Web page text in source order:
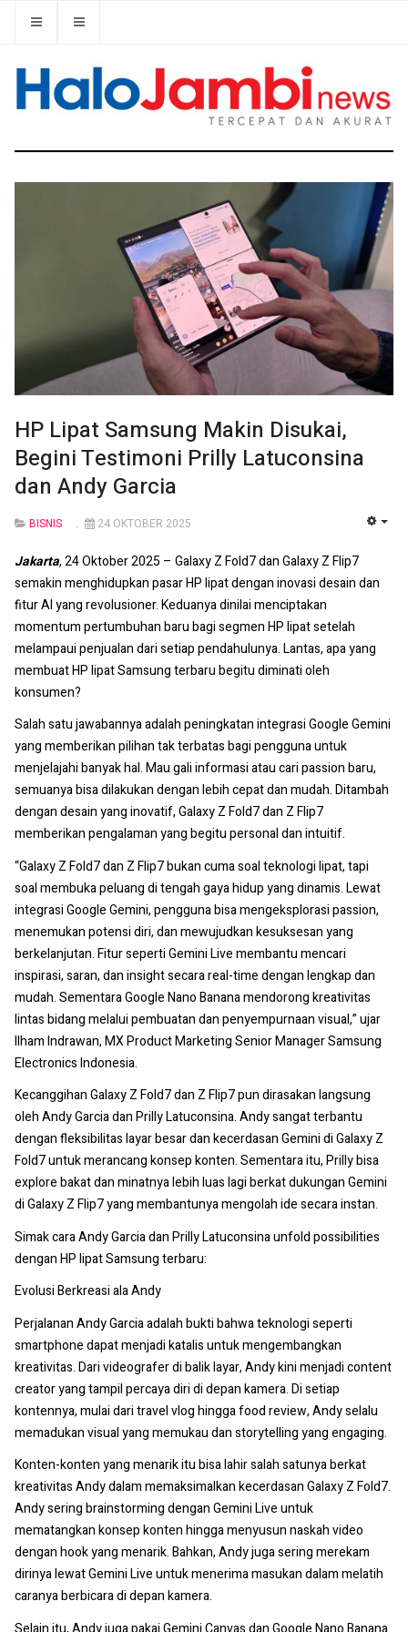
HP Lipat Samsung Makin Disukai,
Begini Testimoni Prilly Latuconsina
dan Andy Garcia
BISNIS 24 OKTOBER 2025
Jakarta, 24 Oktober 2025 – Galaxy Z Fold7 dan Galaxy Z Flip7
semakin menghidupkan pasar HP lipat dengan inovasi desain dan
fitur AI yang revolusioner. Keduanya dinilai menciptakan
momentum pertumbuhan baru bagi segmen HP lipat setelah
melampaui penjualan dari setiap pendahulunya. Lantas, apa yang
membuat HP lipat Samsung terbaru begitu diminati oleh
konsumen?
Salah satu jawabannya adalah peningkatan integrasi Google Gemini
yang memberikan pilihan tak terbatas bagi pengguna untuk
menjelajahi banyak hal. Mau gali informasi atau cari passion baru,
semuanya bisa dilakukan dengan lebih cepat dan mudah. Ditambah
dengan desain yang inovatif, Galaxy Z Fold7 dan Z Flip7
memberikan pengalaman yang begitu personal dan intuitif.
“Galaxy Z Fold7 dan Z Flip7 bukan cuma soal teknologi lipat, tapi
soal membuka peluang di tengah gaya hidup yang dinamis. Lewat
integrasi Google Gemini, pengguna bisa mengeksplorasi passion,
menemukan potensi diri, dan mewujudkan kesuksesan yang
berkelanjutan. Fitur seperti Gemini Live membantu mencari
inspirasi, saran, dan insight secara real-time dengan lengkap dan
mudah. Sementara Google Nano Banana mendorong kreativitas
lintas bidang melalui pembuatan dan penyempurnaan visual,” ujar
Ilham Indrawan, MX Product Marketing Senior Manager Samsung
Electronics Indonesia.
Kecanggihan Galaxy Z Fold7 dan Z Flip7 pun dirasakan langsung
oleh Andy Garcia dan Prilly Latuconsina. Andy sangat terbantu
dengan fleksibilitas layar besar dan kecerdasan Gemini di Galaxy Z
Fold7 untuk merancang konsep konten. Sementara itu, Prilly bisa
explore bakat dan minatnya lebih luas lagi berkat dukungan Gemini
di Galaxy Z Flip7 yang membantunya mengolah ide secara instan.
Simak cara Andy Garcia dan Prilly Latuconsina unfold possibilities
dengan HP lipat Samsung terbaru:
Evolusi Berkreasi ala Andy
Perjalanan Andy Garcia adalah bukti bahwa teknologi seperti
smartphone dapat menjadi katalis untuk mengembangkan
kreativitas. Dari videografer di balik layar, Andy kini menjadi content
creator yang tampil percaya diri di depan kamera. Di setiap
kontennya, mulai dari travel vlog hingga food review, Andy selalu
memadukan visual yang memukau dan storytelling yang engaging.
Konten-konten yang menarik itu bisa lahir salah satunya berkat
kreativitas Andy dalam memaksimalkan kecerdasan Galaxy Z Fold7.
Andy sering brainstorming dengan Gemini Live untuk
mematangkan konsep konten hingga menyusun naskah video
dengan hook yang menarik. Bahkan, Andy juga sering merekam
dirinya lewat Gemini Live untuk menerima masukan dalam melatih
caranya berbicara di depan kamera.